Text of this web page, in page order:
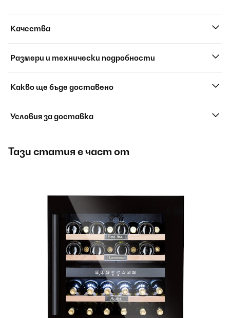
Качества
Размери и технически подробности
Какво ще бъде доставено
Условия за доставка
Тази статия е част от